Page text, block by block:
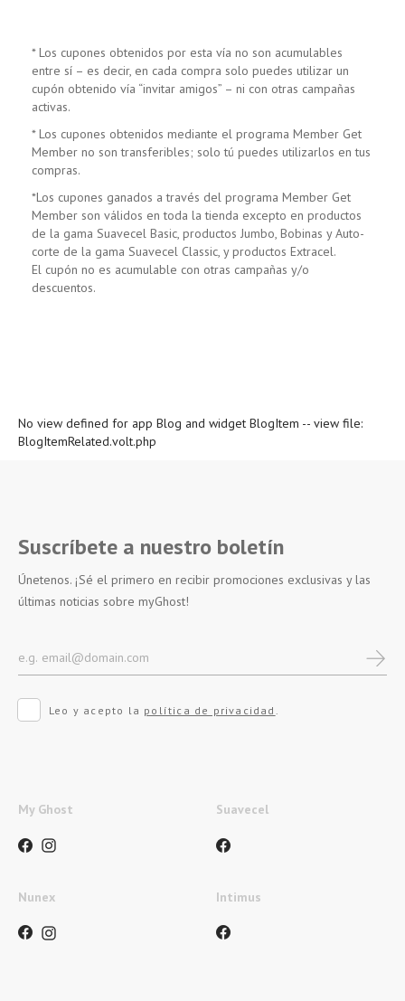
* Los cupones obtenidos por esta vía no son acumulables
entre sí – es decir, en cada compra solo puedes utilizar un
cupón obtenido vía “invitar amigos” – ni con otras campañas
activas.
* Los cupones obtenidos mediante el programa Member Get
Member no son transferibles; solo tú puedes utilizarlos en tus
compras.
*Los cupones ganados a través del programa Member Get
Member son válidos en toda la tienda excepto en productos
de la gama Suavecel Basic, productos Jumbo, Bobinas y Auto-
corte de la gama Suavecel Classic, y productos Extracel.
El cupón no es acumulable con otras campañas y/o
descuentos.
No view defined for app Blog and widget BlogItem -- view file:
BlogItemRelated.volt.php
Suscríbete a nuestro boletín
Únetenos. ¡Sé el primero en recibir promociones exclusivas y las
últimas noticias sobre myGhost!
Leo y acepto la política de privacidad .
My Ghost Suavecel
Nunex Intimus